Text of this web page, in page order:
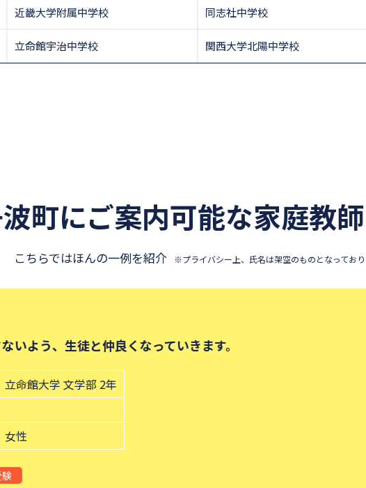
近畿大学附属中学校 同志社中学校
立命館宇治中学校 関西大学北陽中学校
町にご案内可能な家庭教
こちらではほんの一例を紹介 ※プライバシー上、氏名は架空のものとなってお
よう、生徒と仲良くなっていきます。
命館大学 文学部 2年